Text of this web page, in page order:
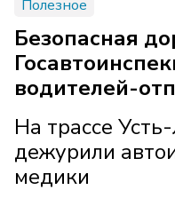
Полезное
Безопасная
водителей-
На трассе
дежурили
медики